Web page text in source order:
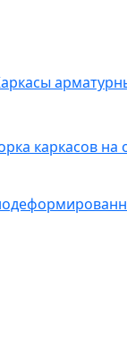
каркасов на